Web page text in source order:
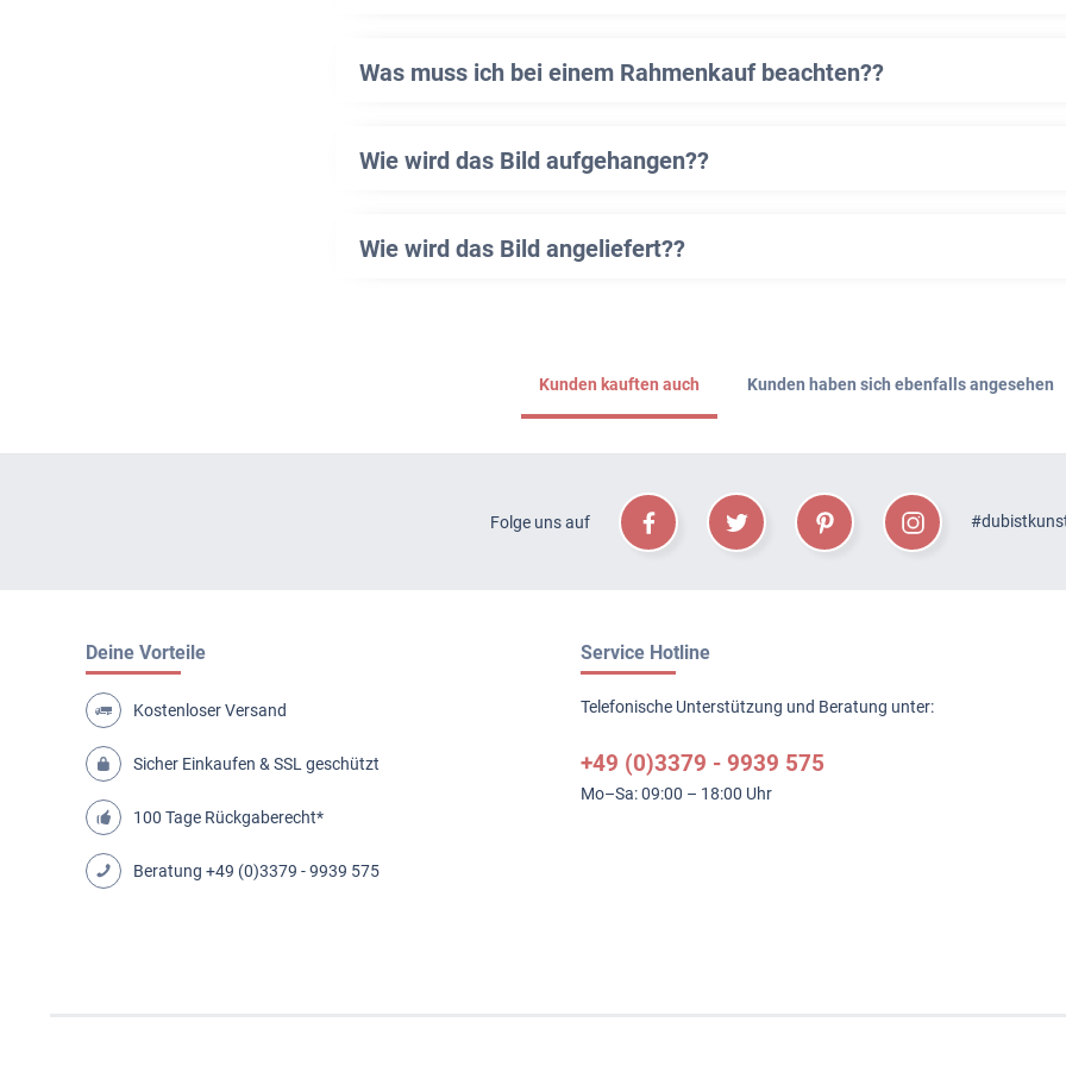
Was muss ich bei einem Rahmenkauf beachten??
Wie wird das Bild aufgehangen??
Wie wird das Bild angeliefert??
Kunden kauften auch Kunden haben sich ebenfalls angesehen
Folge uns auf
Deine Vorteile
Kostenloser Versand
Sicher Einkaufen & SSL geschützt
100 Tage Rückgaberecht*
Beratung +49 (0)3379 - 9939 575
Service Hotline
Telefonische Unterstützung und Beratung unter:
+49 (0)3379 - 9939 575
Mo–Sa: 09:00 – 18:00 Uhr